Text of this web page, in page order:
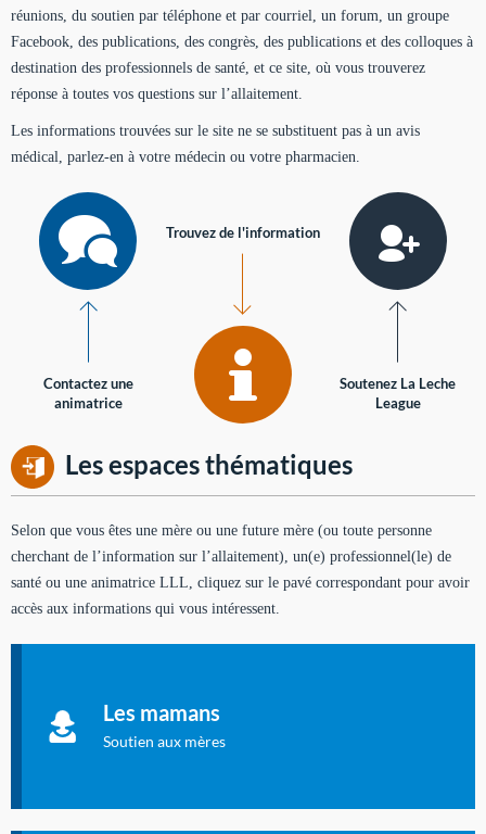
réunions, du soutien par téléphone et par courriel, un forum, un groupe
Facebook, des publications, des congrès, des publications et des colloques à
destination des professionnels de santé, et ce site, où vous trouverez
réponse à toutes vos questions sur l’allaitement.
Les informations trouvées sur le site ne se substituent pas à un avis
médical, parlez-en à votre médecin ou votre pharmacien.
Contactez une
animatrice
Trouvez de l'information
Soutenez La Leche
League
Les espaces thématiques
Selon que vous êtes une mère ou une future mère (ou toute personne
cherchant de l’information sur l’allaitement), un(e) professionnel(le) de
santé ou une animatrice LLL, cliquez sur le pavé correspondant pour avoir
accès aux informations qui vous intéressent.
Les mamans
Soutien aux mères
à allaiter et vous informer : toutes les rubriques qui
concernent l'allaitement.